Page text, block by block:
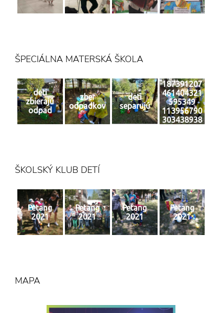
ŠPECIÁLNA MATERSKÁ ŠKOLA
deti
zbierajú
odpad
zber
odpadkov
deti
separujú
187391207
461404321
595349
113956790
303438938
ŠKOLSKÝ KLUB DETÍ
Petang
2021
Petang
2021
Petang
2021
Petang
2021
MAPA